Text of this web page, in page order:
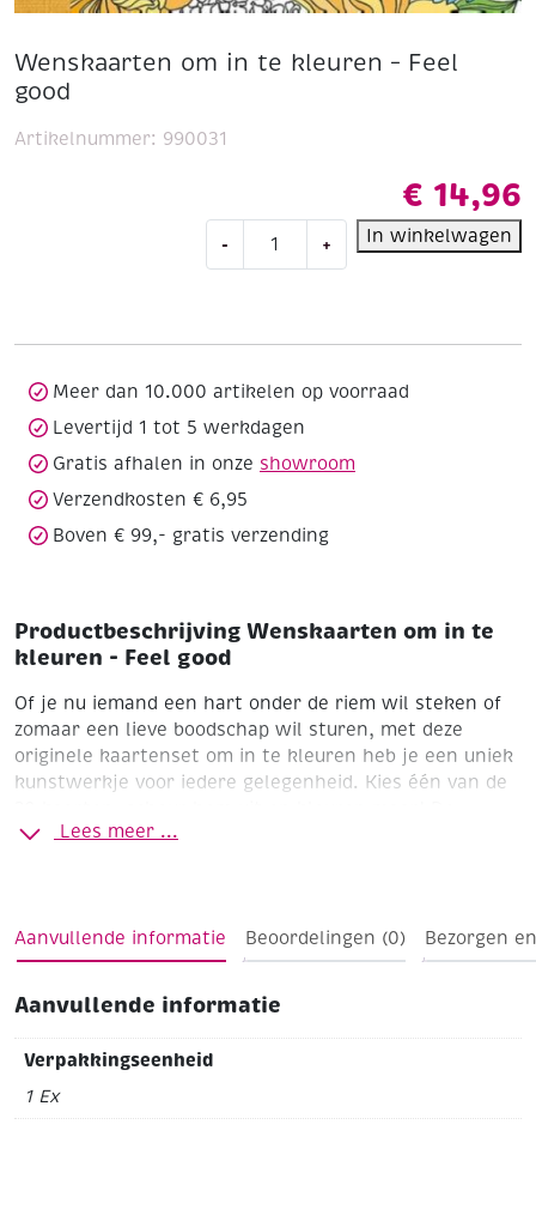
Wenskaarten om in te kleuren – Feel
good
€ 14,96
-
Feel
good
+ In winkelwagen
Artikelnummer: 990031
Meer dan 10.000 artikelen op voorraad
Levertijd 1 tot 5 werkdagen
Gratis afhalen in onze showroom
Verzendkosten € 6,95
Boven € 99,- gratis verzending
Productbeschrijving Wenskaarten om in te
kleuren - Feel good
Of je nu iemand een hart onder de riem wil steken of
zomaar een lieve boodschap wil sturen, met deze
originele kaartenset om in te kleuren heb je een uniek
kunstwerkje voor iedere gelegenheid. Kies één van de
kaarten zijn makkelijk uit te nemen en gedrukt op
Lees meer ...
Aanvullende informatie Beoordelingen (0) Bezorgen
Aanvullende informatie
Verpakkingseenheid
1 Ex